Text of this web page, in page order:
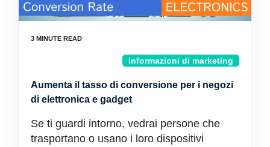
Informazioni di marketing
Aumenta il tasso di conversione per i negozi
di elettronica e gadget
Se ti guardi intorno, vedrai persone che
trasportano o usano i loro dispositivi